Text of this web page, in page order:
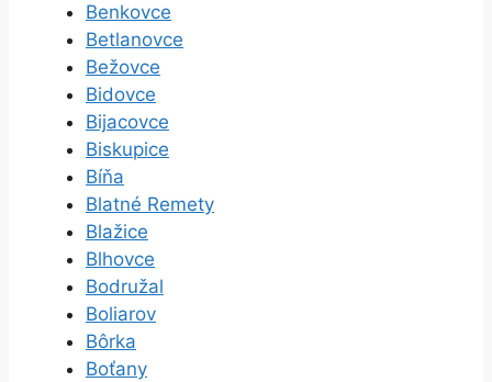
Benkovce
Betlanovce
Bežovce
Bidovce
Bijacovce
Biskupice
Bíňa
Blatné Remety
Blažice
Blhovce
Bodružal
Boliarov
Bôrka
Boťany